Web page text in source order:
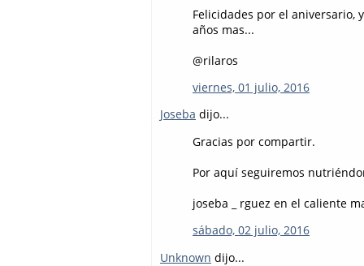
Felicidades por el aniversario,
años mas...
@rilaros
viernes, 01 julio, 2016
Joseba dijo...
Gracias por compartir.
Por aquí seguiremos
joseba _ rguez en el caliente
sábado, 02 julio, 2016
Unknown dijo...